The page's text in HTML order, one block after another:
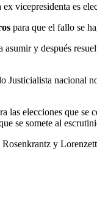
vicepresidenta es
para que el fallo se
y después
elecciones que se
se somete al
y